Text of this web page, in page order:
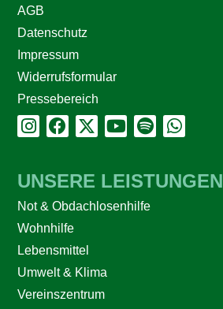
AGB
Datenschutz
Impressum
Widerrufsformular
Pressebereich
UNSERE LEISTUNGEN
Not & Obdachlosenhilfe
Wohnhilfe
Lebensmittel
Umwelt & Klima
Vereinszentrum